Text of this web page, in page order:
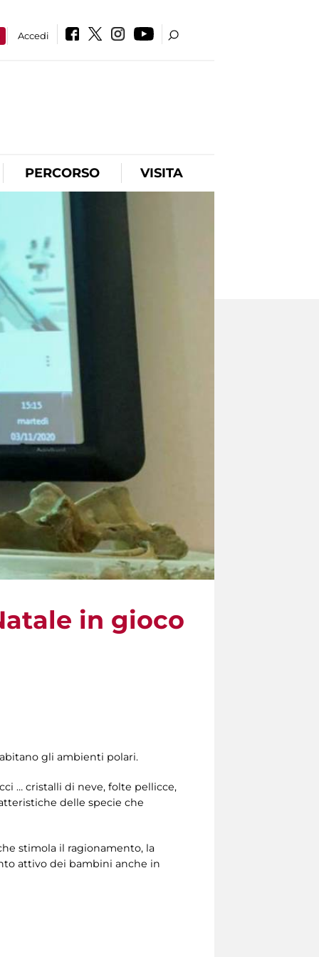
Accedi
PERCORSO VISITA
in gioco
gli ambienti polari.
… cristalli di neve, folte pellicce,
delle specie che
stimola il ragionamento, la
attivo dei bambini anche in